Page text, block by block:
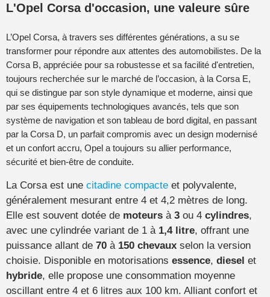
L'Opel Corsa d'occasion, une valeure sûre
L’Opel Corsa, à travers ses différentes générations, a su se
transformer pour répondre aux attentes des automobilistes. De la
Corsa B, appréciée pour sa robustesse et sa facilité d'entretien,
toujours recherchée sur le marché de l’occasion, à la Corsa E,
qui se distingue par son style dynamique et moderne, ainsi que
par ses équipements technologiques avancés, tels que son
système de navigation et son tableau de bord digital, en passant
par la Corsa D, un parfait compromis avec un design modernisé
et un confort accru, Opel a toujours su allier performance,
sécurité et bien-être de conduite.
La Corsa est une citadine compacte et polyvalente,
généralement mesurant entre 4 et 4,2 mètres de long.
Elle est souvent dotée de moteurs à 3 ou 4 cylindres,
avec une cylindrée variant de 1 à 1,4 litre, offrant une
puissance allant de 70 à 150 chevaux selon la version
choisie. Disponible en motorisations essence, diesel et
hybride, elle propose une consommation moyenne
oscillant entre 4 et 6 litres aux 100 km. Alliant confort et